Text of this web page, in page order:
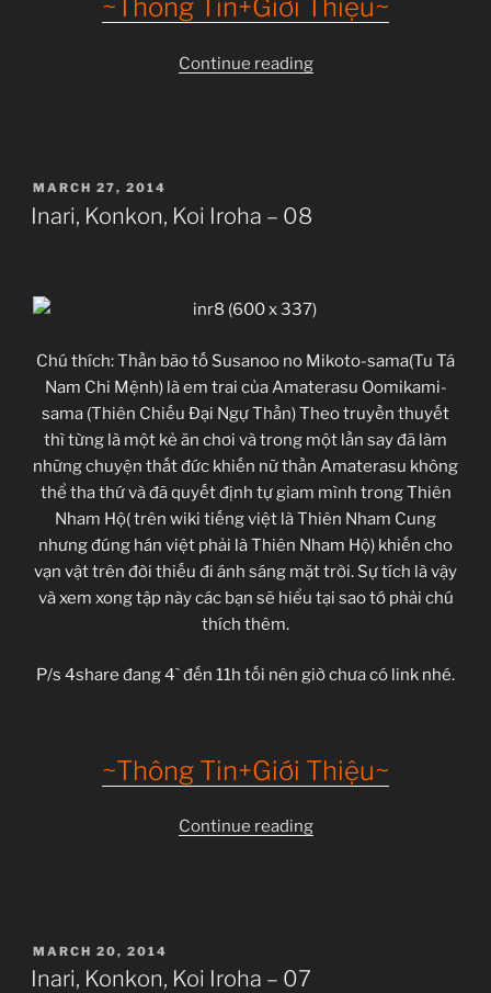
~Thông Tin+Giới Thiệu~
Continue reading“Inari,
POSTED
ON
MARCH 27, 2014
Inari, Konkon, Koi Iroha – 08
Chú thích: Thần bão tố Susanoo no Mikoto-sama(Tu Tá
Nam Chi Mệnh) là em trai của Amaterasu Oomikami-
sama (Thiên Chiếu Đại Ngự Thần) Theo truyền thuyết
thì từng là một kẻ ăn chơi và trong một lần say đã làm
những chuyện thất đức khiến nữ thần Amaterasu không
thể tha thứ và đã quyết định tự giam mình trong Thiên
Nham Hộ( trên wiki tiếng việt là Thiên Nham Cung
nhưng đúng hán việt phải là Thiên Nham Hộ) khiến cho
vạn vật trên đời thiếu đi ánh sáng mặt trời. Sự tích là vậy
và xem xong tập này các bạn sẽ hiểu tại sao tớ phải chú
thích thêm.
P/s 4share đang 4` đến 11h tối nên giờ chưa có link nhé.
~Thông Tin+Giới Thiệu~
Continue reading“Inari,
POSTED
ON
MARCH 20, 2014
Inari, Konkon, Koi Iroha – 07